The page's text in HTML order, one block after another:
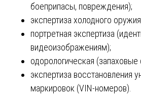
боеприпасы, повреждения);
экспертиза холодного
портретная экспертиза
видеоизображениям);
одорологическая
экспертиза восстановления
маркировок (VIN-номеров).